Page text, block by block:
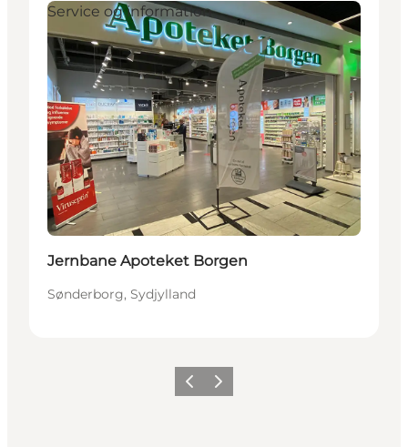
Service og information
Jernbane Apoteket Borgen
Sønderborg, Sydjylland
ForrigeNæste